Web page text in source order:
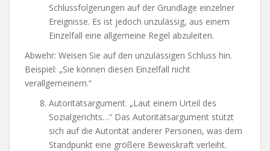
Schlussfolgerungen auf der Grundlage einzelner
Ereignisse. Es ist jedoch unzulässig, aus einem
Einzelfall eine allgemeine Regel abzuleiten.
Abwehr: Weisen Sie auf den unzulässigen Schluss hin.
Beispiel: „Sie können diesen Einzelfall nicht
verallgemeinern.“
Autoritätsargument. „Laut einem Urteil des
Sozialgerichts…“ Das Autoritätsargument stützt
sich auf die Autorität anderer Personen, was dem
Standpunkt eine größere Beweiskraft verleiht.